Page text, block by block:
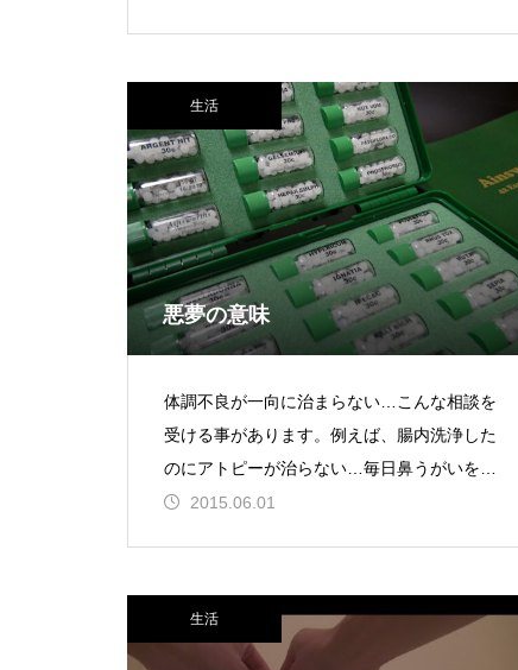
生活
悪夢の意味
体調不良が一向に治まらない…こんな相談を
受ける事があります。例えば、腸内洗浄した
のにアトピーが治らない…毎日鼻うがいをし
ているのに花粉症が治らない…食べ物に気を
2015.06.01
生活